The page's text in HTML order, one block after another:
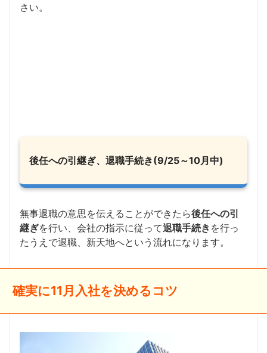
さい。
後任への引継ぎ、退職手続き(9/25～10月中)
無事退職の意思を伝えることができたら後任への引
継ぎを行い、会社の指示に従って退職手続き を行っ
たうえで退職、新天地へという流れになります。
確実に11月入社を決めるコツ